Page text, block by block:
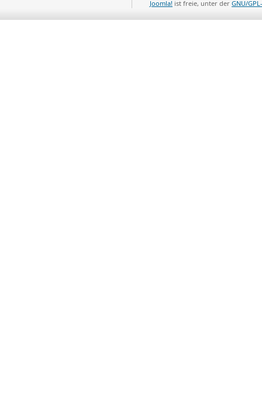
Joomla! ist freie, unter der GNU/